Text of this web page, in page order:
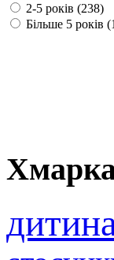
2-5 років (238)
Більше 5 років
Хмарка